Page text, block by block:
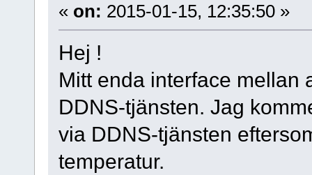
« on: 2015-01-15, 12:35:50 »
Hej !
Mitt enda interface mellan
DDNS-tjänsten. Jag
via DDNS-tjänsten
temperatur.